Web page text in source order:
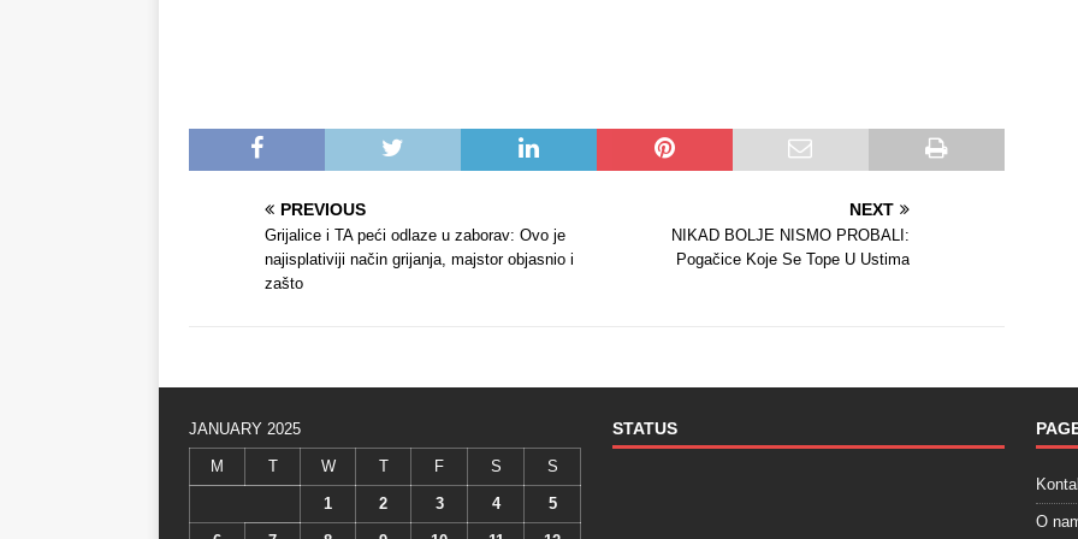
PREVIOUS
Grijalice i TA peći odlaze u zaborav: Ovo je
najisplativiji način grijanja, majstor objasnio i
zašto
NEXT
NIKAD BOLJE NISMO PROBALI:
Pogačice Koje Se Tope U Ustima
JANUARY 2025
M T W T F S S
1 2 3 4 5
STATUS
O